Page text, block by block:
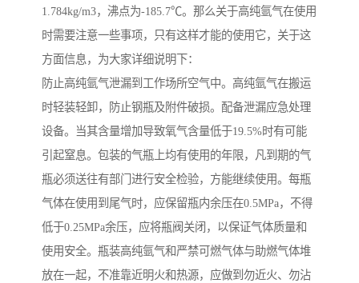
1.784kg/m3，沸点为-185.7℃。那么关于高纯氩气在使用
时需要注意一些事项，只有这样才能的使用它，关于这
方面信息，为大家详细说明下：
防止高纯氩气泄漏到工作场所空气中。高纯氩气在搬运
时轻装轻卸，防止钢瓶及附件破损。配备泄漏应急处理
设备。当其含量增加导致氧气含量低于19.5%时有可能
引起窒息。包装的气瓶上均有使用的年限，凡到期的气
瓶必须送往有部门进行安全检验，方能继续使用。每瓶
气体在使用到尾气时，应保留瓶内余压在0.5MPa，不得
低于0.25MPa余压，应将瓶阀关闭，以保证气体质量和
使用安全。瓶装高纯氩气和严禁可燃气体与助燃气体堆
放在一起，不准靠近明火和热源，应做到勿近火、勿沾